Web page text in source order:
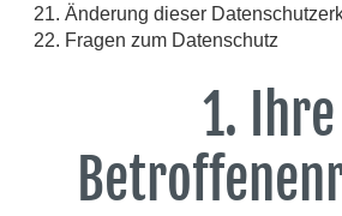
Änderung dieser
Fragen zum Datenschutz
1. Ihre